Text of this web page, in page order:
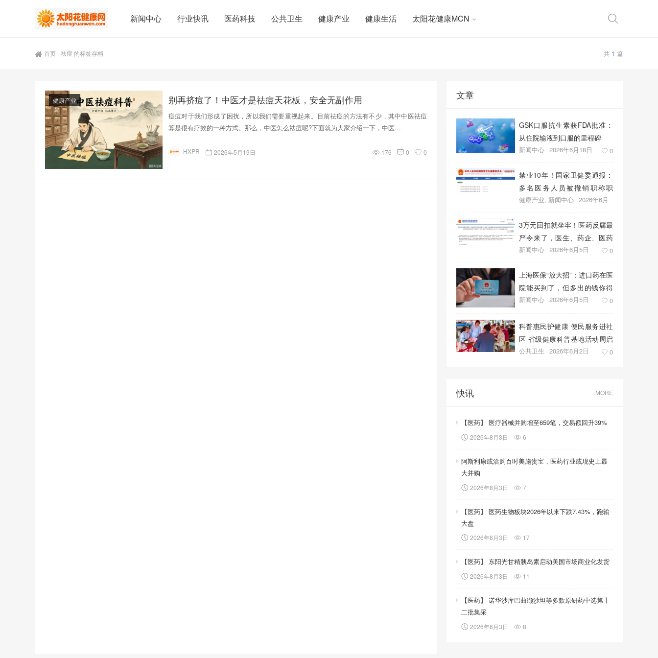
新闻中心 行业快讯 医药科技 公共卫生 健康产业 健康生活 太阳花健康MCN
首页-祛痘 的标签存档 共 1 篇
别再挤痘了！中医才是祛痘天花板，安全无副作用
健康产业
痘痘对于我们形成了困扰，所以我们需要重视起来。目前祛痘的方法有不少，其中中医祛痘
算是很有疗效的一种方式。那么，中医怎么祛痘呢?下面就为大家介绍一下，中医…
HXPR 2026年5月19日 176 0 0
文章
GSK口服抗生素获FDA批准：
从住院输液到口服的里程碑
新闻中心 2026年6月18日 0
禁业10年！国家卫健委通报：
多名医务人员被撤销职称职
务、取消晋升资格
健康产业, 新闻中心 2026年6月
3万元回扣就坐牢！医药反腐最
严令来了，医生、药企、医药
代表将无一幸免
新闻中心 2026年6月5日 0
上海医保“放大招”：进口药在医
院能买到了，但多出的钱你得
自己掏！
新闻中心 2026年6月5日 0
科普惠民护健康 便民服务进社
区 省级健康科普基地活动周启
幕
公共卫生 2026年6月2日 0
快讯 MORE
【医药】 医疗器械并购增至659笔，交易额回升39%
2026年8月3日 6
阿斯利康或洽购百时美施贵宝，医药行业或现史上最
大并购
2026年8月3日 7
【医药】 医药生物板块2026年以来下跌7.43%，跑输
大盘
2026年8月3日 17
【医药】 东阳光甘精胰岛素启动美国市场商业化发货
2026年8月3日 11
【医药】 诺华沙库巴曲缬沙坦等多款原研药中选第十
二批集采
2026年8月3日 8